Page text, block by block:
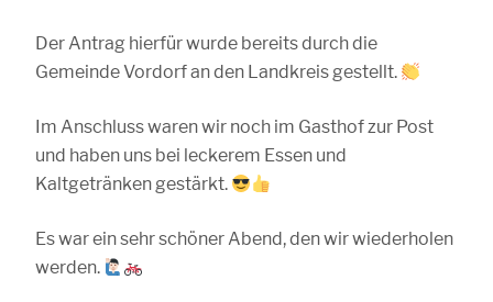
Der Antrag hierfür wurde bereits durch die
Gemeinde Vordorf an den Landkreis gestellt.
Im Anschluss waren wir noch im Gasthof zur Post
und haben uns bei leckerem Essen und
Kaltgetränken gestärkt.
Es war ein sehr schöner Abend, den wir wiederholen
werden.